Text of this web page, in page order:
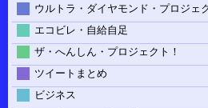
ウルトラ・ダイヤモンド・プロジェ
エコビレ・自給自足
ザ・へんしん・プロジェクト！
ツイートまとめ
ビジネス